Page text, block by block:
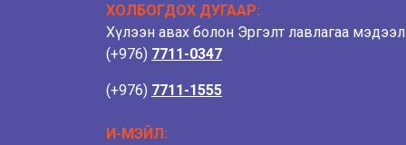
ХОЛБОГДОХ ДУГААР:
Хүлээн авах болон Эргэлт лавлагаа
(+976) 7711-0347
(+976) 7711-1555
И-МЭЙЛ: